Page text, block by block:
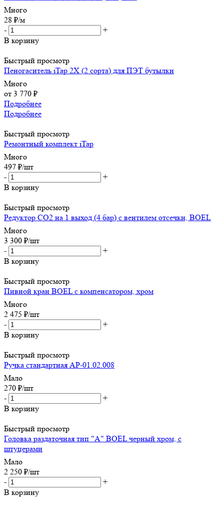
Много
28 ₽/м
-
+
В корзину
Быстрый просмотр
Пеногаситель iTap 2X (2 сорта) для ПЭТ бутылки
Много
от 3 770 ₽
Подробнее
Подробнее
Быстрый просмотр
Ремонтный комплект iTap
Много
497 ₽/шт
-
+
В корзину
Быстрый просмотр
Редуктор CO2 на 1 выход (4 бар) с вентилем отсечки, BOEL
Много
3 300 ₽/шт
-
+
В корзину
Быстрый просмотр
Пивной кран BOEL с компенсатором, хром
Много
2 475 ₽/шт
-
+
В корзину
Быстрый просмотр
Ручка стандартная АР-01.02.008
Мало
270 ₽/шт
-
+
В корзину
Быстрый просмотр
Головка раздаточная тип "А" BOEL черный хром, с
штуцерами
Мало
2 250 ₽/шт
-
+
В корзину